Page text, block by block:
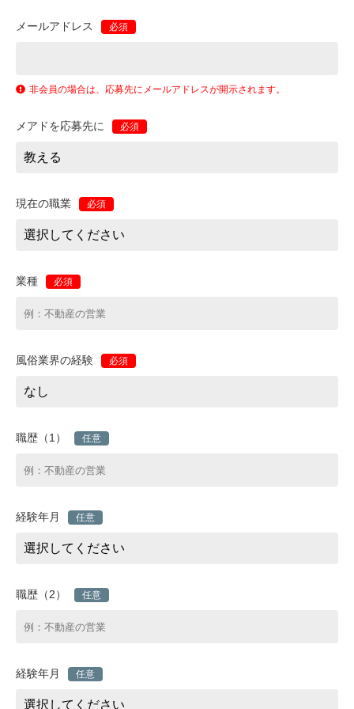
メールアドレス 必須
非会員の場合は、応募先にメールアドレスが開示されます。
メアドを応募先に 必須
現在の職業 必須
業種 必須
風俗業界の経験 必須
職歴（1） 任意
経験年月 任意
職歴（2） 任意
経験年月 任意